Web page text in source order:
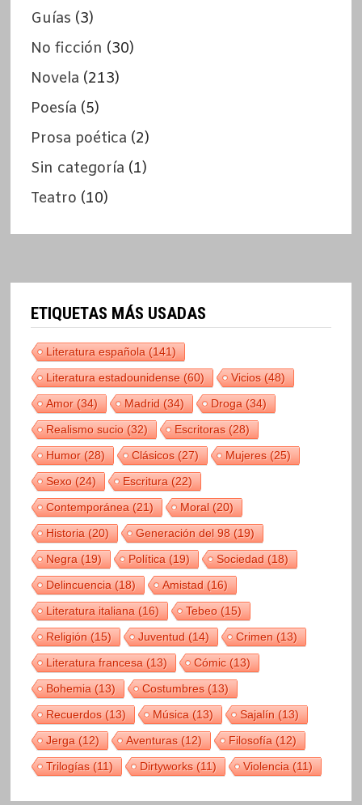
Guías (3)
No ficción (30)
Novela (213)
Poesía (5)
Prosa poética (2)
Sin categoría (1)
Teatro (10)
ETIQUETAS MÁS USADAS
Literatura española(141)
Literatura estadounidense(60) Vicios(48)
Amor(34) Madrid(34) Droga(34)
Realismo sucio(32) Escritoras(28)
Humor(28) Clásicos(27) Mujeres(25)
Sexo(24) Escritura(22)
Contemporánea(21) Moral(20)
Historia(20) Generación del 98(19)
Negra(19) Política(19) Sociedad(18)
Delincuencia(18) Amistad(16)
Literatura italiana(16) Tebeo(15)
Religión(15) Juventud(14) Crimen(13)
Literatura francesa(13) Cómic(13)
Bohemia(13) Costumbres(13)
Recuerdos(13) Música(13) Sajalín(13)
Jerga(12) Aventuras(12) Filosofía(12)
Trilogías(11) Dirtyworks(11) Violencia(11)